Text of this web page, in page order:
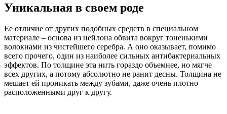
Уникальная в своем роде
Ее отличие от других подобных средств в специальном
материале – основа из нейлона обвита вокруг тоненькими
волокнами из чистейшего серебра. А оно оказывает, помимо
всего прочего, один из наиболее сильных антибактериальных
эффектов. По толщине эта нить гораздо объемнее, но мягче
всех других, а потому абсолютно не ранит десны. Толщина не
мешает ей проникать между зубами, даже очень плотно
расположенными друг к другу.